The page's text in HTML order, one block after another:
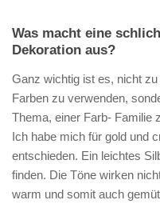
Was macht eine
Dekoration aus?
Ganz wichtig ist es, nicht
Farben zu verwenden,
Thema, einer Farb- Familie
Ich habe mich für gold und
entschieden. Ein leichtes
finden. Die Töne wirken
warm und somit auch